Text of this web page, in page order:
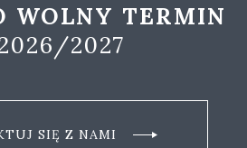
WOLNY TERMIN
2027
SIĘ Z NAMI